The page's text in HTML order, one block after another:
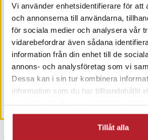
Vi använder enhetsidentifierare för att
och annonserna till användarna,
för sociala medier och analysera vår
vidarebefordrar även sådana
information från din enhet till de
annons- och analysföretag som vi
Dessa kan i sin tur kombinera
information som du har tillhandahållit
Tillåt alla
-37%
Minneskortläsare för SD-
kort till iPhone och iPad
med lightning-kontakt
Nuvarande pris
169 krTidigare pris: 269 kr
169 kr 269 kr
I lager, levereras inom 1-2 vardagar
USB-Typ C
och
Pris :189 kr
189 kr
I lager,